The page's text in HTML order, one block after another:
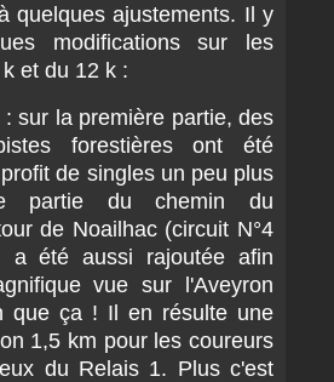
quelques ajustements. Il y
modifications sur les
et du 12 k :
sur la première partie, des
forestières ont été
de singles un peu plus
partie du chemin du
de Noailhac (circuit N°4
a été aussi rajoutée afin
vue sur l'Aveyron
que ça ! Il en résulte une
1,5 km pour les coureurs
du Relais 1. Plus c'est